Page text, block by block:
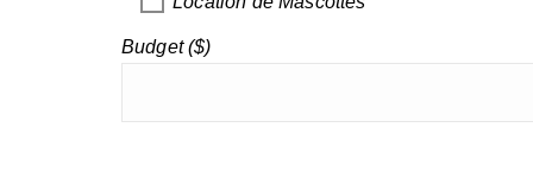
Budget ($)